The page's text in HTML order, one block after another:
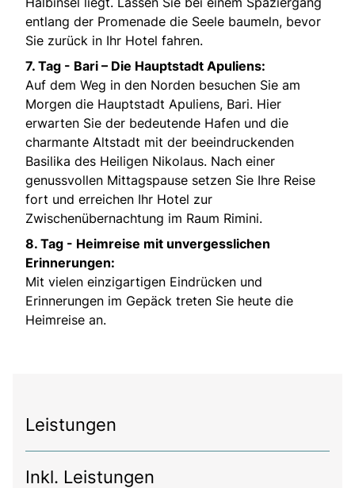
entlang der Promenade die Seele baumeln, bevor
Sie zurück in Ihr Hotel fahren.
7. Tag - Bari – Die Hauptstadt Apuliens:
Auf dem Weg in den Norden besuchen Sie am
Morgen die Hauptstadt Apuliens, Bari. Hier
erwarten Sie der bedeutende Hafen und die
charmante Altstadt mit der beeindruckenden
Basilika des Heiligen Nikolaus. Nach einer
genussvollen Mittagspause setzen Sie Ihre Reise
fort und erreichen Ihr Hotel zur
Zwischenübernachtung im Raum Rimini.
8. Tag - Heimreise mit unvergesslichen
Erinnerungen:
Mit vielen einzigartigen Eindrücken und
Erinnerungen im Gepäck treten Sie heute die
Heimreise an.
Leistungen
Inkl. Leistungen